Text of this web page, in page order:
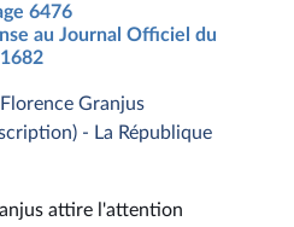
6476
au Journal Officiel du
Granjus
- La République
attire l'attention